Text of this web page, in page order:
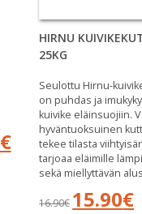
€Nykyinen
hinta
1,366.00€.
HIRNU
25KG
Seulottu Hirnu-
on puhdas ja
kuivike eläinsuojiin.
hyväntuoksuinen
tekee tilasta
tarjoaa eläimille
sekä miellyttävän
16.90€
Alkuperäinen
hinta
15.90€